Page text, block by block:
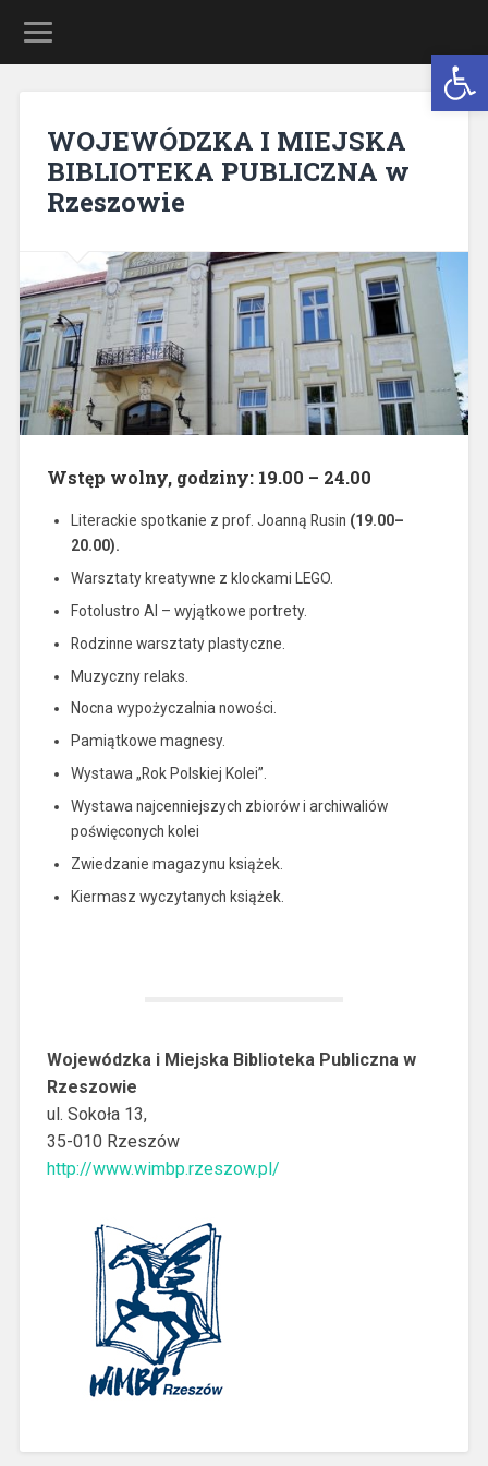
WOJEWÓDZKA I MIEJSKA
BIBLIOTEKA PUBLICZNA w
Rzeszowie
Wstęp wolny, godziny: 19.00 – 24.00
Literackie spotkanie z prof. Joanną Rusin (19.00–
20.00).
Warsztaty kreatywne z klockami LEGO.
Fotolustro AI – wyjątkowe portrety.
Rodzinne warsztaty plastyczne.
Muzyczny relaks.
Nocna wypożyczalnia nowości.
Pamiątkowe magnesy.
Wystawa „Rok Polskiej Kolei”.
Wystawa najcenniejszych zbiorów i archiwaliów
poświęconych kolei
Zwiedzanie magazynu książek.
Kiermasz wyczytanych książek.
Wojewódzka i Miejska Biblioteka Publiczna w
Rzeszowie
ul. Sokoła 13,
35-010 Rzeszów
http://www.wimbp.rzeszow.pl/